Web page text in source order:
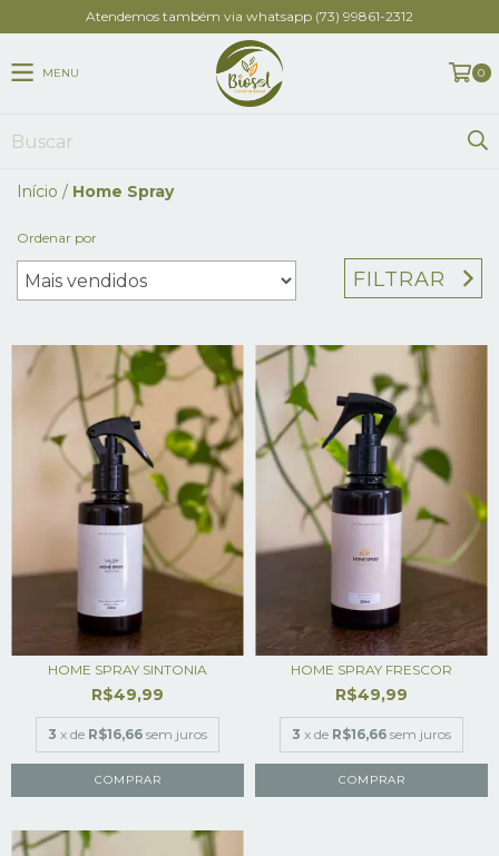
Atendemos também via whatsapp (73) 99861-2312
MENU 0
Início / Home Spray
Ordenar por
FILTRAR
HOME SPRAY SINTONIA
R$49,99
3 x de R$16,66 sem juros
HOME SPRAY FRESCOR
R$49,99
3 x de R$16,66 sem juros